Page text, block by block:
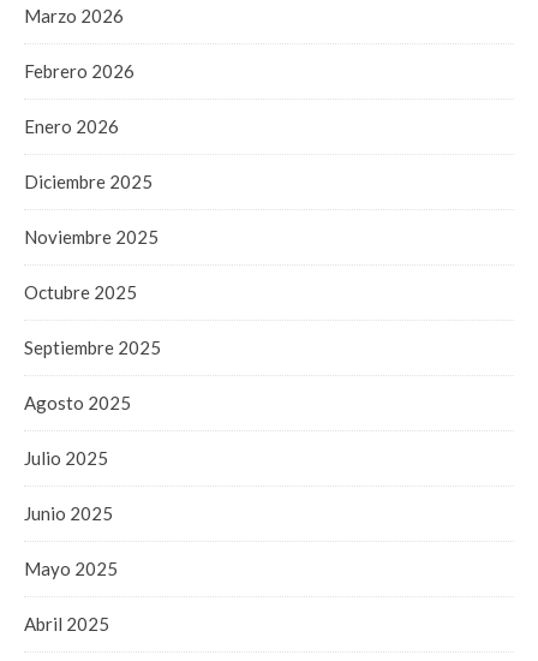
Marzo 2026
Febrero 2026
Enero 2026
Diciembre 2025
Noviembre 2025
Octubre 2025
Septiembre 2025
Agosto 2025
Julio 2025
Junio 2025
Mayo 2025
Abril 2025